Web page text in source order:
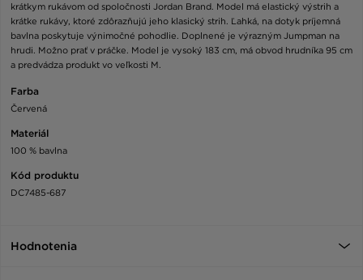
krátkym rukávom od spoločnosti Jordan Brand. Model má elastický výstrih a
krátke rukávy, ktoré zdôrazňujú jeho klasický strih. Ľahká, na dotyk príjemná
bavlna poskytuje výnimočné pohodlie. Doplnené je výrazným Jumpman na
hrudi. Možno prať v práčke. Model je vysoký 183 cm, má obvod hrudníka 95 cm
a predvádza produkt vo veľkosti M.
Farba
Červená
Materiál
100 % bavlna
Kód produktu
DC7485-687
Hodnotenia